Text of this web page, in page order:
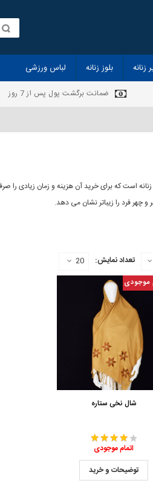
زنانه بلوز زنانه لباس ورزشی
ضمانت برگشت پول پس از 7 روز
زنانه است که برای خرید آن هزینه و زمان زیادی
چهر فرد را زیباتر نشان می دهد.
تعداد نمایش: 20
موجودی
شال نخی ستاره
اتمام موجودی
توضیحات و خرید